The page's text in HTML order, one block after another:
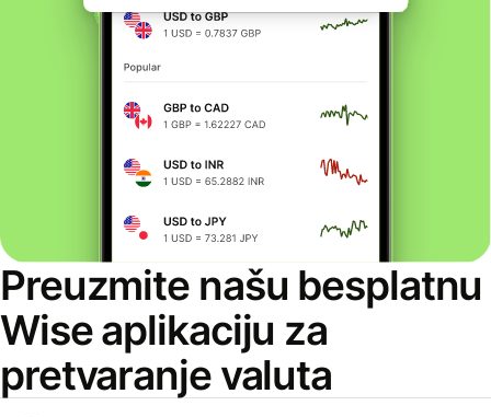
Preuzmite našu besplatnu
Wise aplikaciju za
pretvaranje valuta